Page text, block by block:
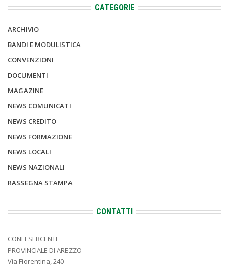
CATEGORIE
ARCHIVIO
BANDI E MODULISTICA
CONVENZIONI
DOCUMENTI
MAGAZINE
NEWS COMUNICATI
NEWS CREDITO
NEWS FORMAZIONE
NEWS LOCALI
NEWS NAZIONALI
RASSEGNA STAMPA
CONTATTI
CONFESERCENTI
PROVINCIALE DI AREZZO
Via Fiorentina, 240